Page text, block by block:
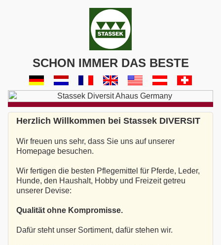
SCHON IMMER DAS BESTE
Herzlich Willkommen bei Stassek DIVERSIT
Wir freuen uns sehr, dass Sie uns auf unserer
Homepage besuchen.
Wir fertigen die besten Pflegemittel für Pferde, Leder,
Hunde, den Haushalt, Hobby und Freizeit getreu
unserer Devise:
Qualität ohne Kompromisse.
Dafür steht unser Sortiment, dafür stehen wir.